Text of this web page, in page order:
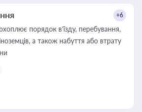
+6
порядок в’їзду, перебування,
а також набуття або втрату